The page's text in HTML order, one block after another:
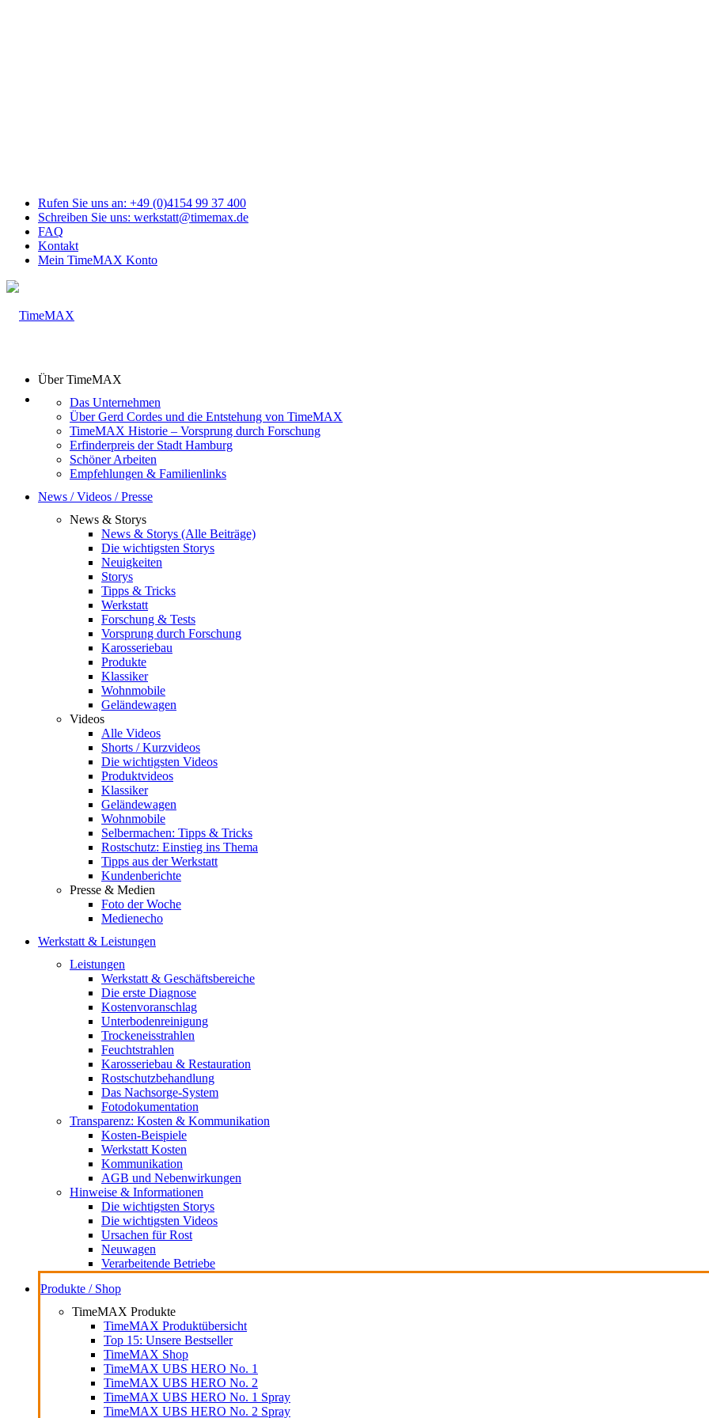
Rufen Sie uns an: +49 (0)4154 99 37 400
Schreiben Sie uns: werkstatt@timemax.de
FAQ
Kontakt
Mein TimeMAX Konto
Über TimeMAX
Das Unternehmen
Über Gerd Cordes und die Entstehung von TimeMAX
TimeMAX Historie – Vorsprung durch Forschung
Erfinderpreis der Stadt Hamburg
Schöner Arbeiten
Empfehlungen & Familienlinks
News / Videos / Presse
News & Storys
News & Storys (Alle Beiträge)
Die wichtigsten Storys
Neuigkeiten
Storys
Tipps & Tricks
Werkstatt
Forschung & Tests
Vorsprung durch Forschung
Karosseriebau
Produkte
Klassiker
Wohnmobile
Geländewagen
Videos
Alle Videos
Shorts / Kurzvideos
Die wichtigsten Videos
Produktvideos
Klassiker
Geländewagen
Wohnmobile
Selbermachen: Tipps & Tricks
Rostschutz: Einstieg ins Thema
Tipps aus der Werkstatt
Kundenberichte
Presse & Medien
Foto der Woche
Medienecho
Werkstatt & Leistungen
Leistungen
Werkstatt & Geschäftsbereiche
Die erste Diagnose
Kostenvoranschlag
Unterbodenreinigung
Trockeneisstrahlen
Feuchtstrahlen
Karosseriebau & Restauration
Rostschutzbehandlung
Das Nachsorge-System
Fotodokumentation
Transparenz: Kosten & Kommunikation
Kosten-Beispiele
Werkstatt Kosten
Kommunikation
AGB und Nebenwirkungen
Hinweise & Informationen
Die wichtigsten Storys
Die wichtigsten Videos
Ursachen für Rost
Neuwagen
Verarbeitende Betriebe
Produkte / Shop
TimeMAX Produkte
TimeMAX Produktübersicht
Top 15: Unsere Bestseller
TimeMAX Shop
TimeMAX UBS HERO No. 1
TimeMAX UBS HERO No. 2
TimeMAX UBS HERO No. 1 Spray
TimeMAX UBS HERO No. 2 Spray